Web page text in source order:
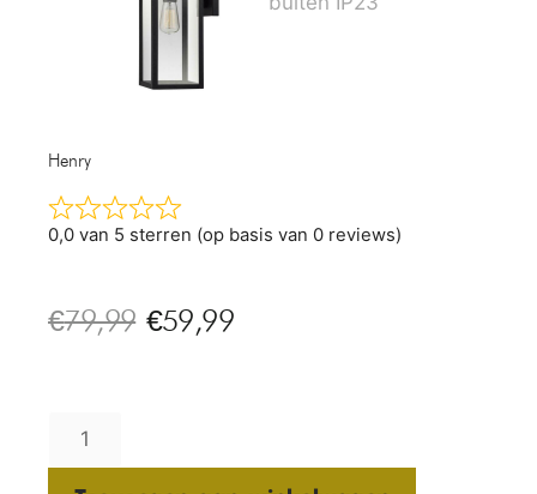
Henry
0,0 van 5 sterren (op basis van 0 reviews)
€79,99 €59,99